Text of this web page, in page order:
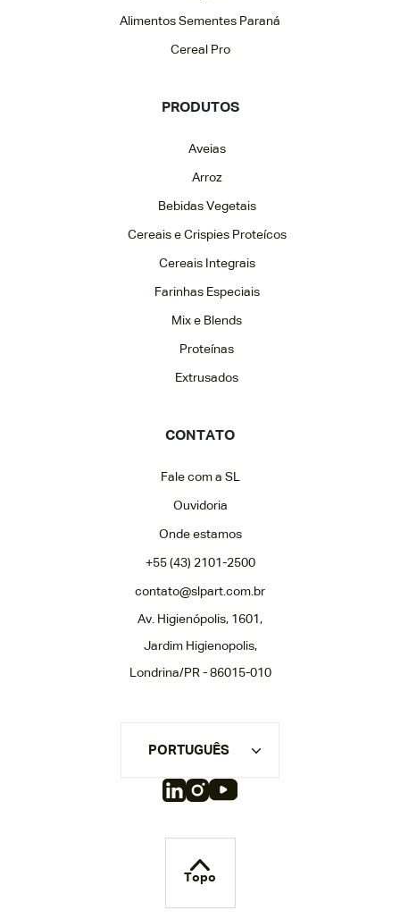
Alimentos Sementes Paraná
Cereal Pro
PRODUTOS
Aveias
Arroz
Bebidas Vegetais
Cereais e Crispies Proteícos
Cereais Integrais
Farinhas Especiais
Mix e Blends
Proteínas
Extrusados
CONTATO
Fale com a SL
Ouvidoria
Onde estamos
+55 (43) 2101-2500
contato@slpart.com.br
Av. Higienópolis, 1601,
Jardim Higienopolis,
Londrina/PR - 86015-010
PORTUGUÊS
Topo